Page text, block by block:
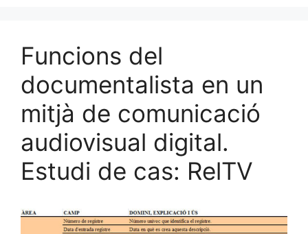
Funcions del
documentalista en un
mitjà de comunicació
audiovisual digital.
Estudi de cas: RelTV